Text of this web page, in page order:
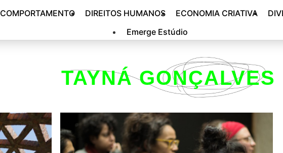
COMPORTAMENTO DIREITOS HUMANOS ECONOMIA CRIATIVA
Emerge Estúdio
TAYNÁ GONÇALVES